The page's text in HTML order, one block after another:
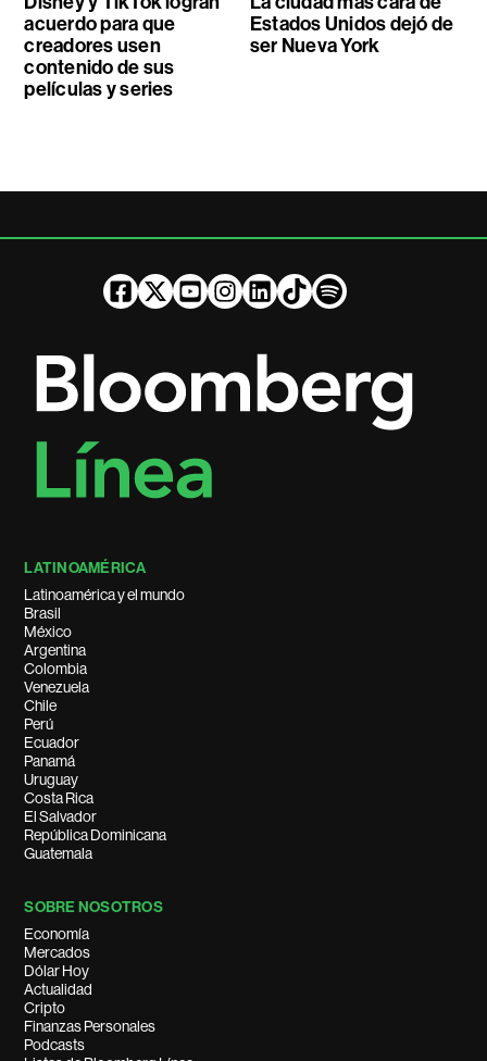
acuerdo para que
creadores usen
contenido de sus
películas y series
Estados Unidos dejó de
ser Nueva York
LATINOAMÉRICA
Latinoamérica y el mundo
Brasil
México
Argentina
Colombia
Venezuela
Chile
Perú
Ecuador
Panamá
Uruguay
Costa Rica
El Salvador
República Dominicana
Guatemala
SOBRE NOSOTROS
Economía
Mercados
Dólar Hoy
Actualidad
Cripto
Finanzas Personales
Podcasts